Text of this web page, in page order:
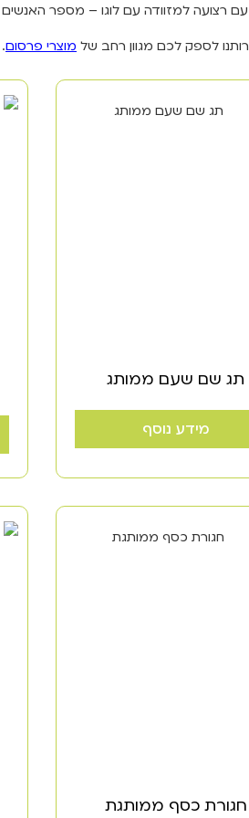
רצועה למזוודה עם לוגו – מספר
לספק לכם מגוון רחב של מוצרי פרסום
תג שם שעם ממותג
מידע נוסף
חגורת כסף ממותגת